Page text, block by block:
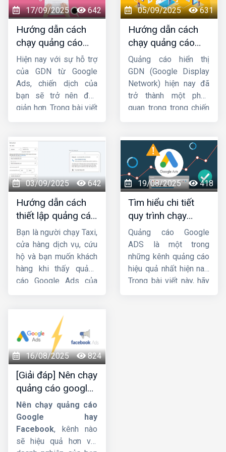
muốn thu hút khách
hàng, doanh nghiệp
không nên bỏ qua công
cụ này. Hãy cùngCông
ty HIGkhám phá chi
tiết về cách thiết lập
quảng cáo trên
Google Mapsnhé.
thế, trong bài viết hôm
nayHIGsẽ giới thiệu
đến bạn cách đặt
quảng cáo Google
Adsense trên Website
sao cho nhanh chóng
và dễ dàng nhất!
17/09/2025 642
Hướng dẫn cách
chạy quảng cáo
GDN trên YouTube
mới nhất
Hiện nay với sự hỗ trợ
của GDN từ Google
Ads, chiến dịch của
bạn sẽ trở nên đơn
giản hơn. Trong bài viết
cách chạy quảng cáo
GDN trên
YouTube
hiệu quả nhé
!
05/09/2025 631
Hướng dẫn cách
chạy quảng cáo
GDN hiệu quả, bứt
phá doanh thu
Quảng cáo hiển thị
GDN (Google Display
Network) hiện nay đã
trở thành một phần
quan trọng trong chiến
Trong bài viết này,HIG
sẽ hướng dẫn cách
chạyquảng cáo GDN
hiệu quả. Mời các bạn
cùng theo dõi.
03/09/2025 642
Hướng dẫn cách
thiết lập quảng cáo
cuộc gọi Google
Ads chi tiết từ A-Z
Bạn là người chạy Taxi,
cửa hàng dịch vụ, cứu
hộ và bạn muốn khách
hàng khi thấy quảng
cáo Google Ads của
thoại chứ không cần
truy cập Website. Vậy
làm thế nào để tạo
chiến dịch cuộc gọi
như này ? Bài viết dưới
đây củaCông ty HIG
sẽ giúp bạn tạo chiến
dịch quảng cáo cuộc
gọi Google Ads
từ A-
Z.
19/08/2025 418
Tìm hiểu chi tiết
quy trình chạy
quảng cáo google
ads
Quảng cáo Google
ADS là một trong
những kênh quảng cáo
hiệu quả nhất hiện nay.
Trong bài viết này, hãy
16/08/2025 824
[Giải đáp] Nên chạy
quảng cáo google
hay facebook ?
Nên chạy quảng cáo
Google hay
Facebook, kênh nào
sẽ hiệu quả hơn với